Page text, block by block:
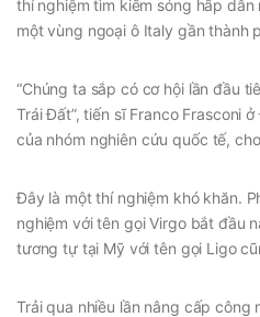
thí nghiệm tìm kiếm sóng hấp
một vùng ngoại ô Italy gần thành
“Chúng ta sắp có cơ hội lần đầu
Trái Đất”, tiến sĩ Franco Frasconi
của nhóm nghiên cứu quốc tế,
Đây là một thí nghiệm khó khăn.
nghiệm với tên gọi Virgo bắt đầu
tương tự tại Mỹ với tên gọi Ligo
Trải qua nhiều lần nâng cấp